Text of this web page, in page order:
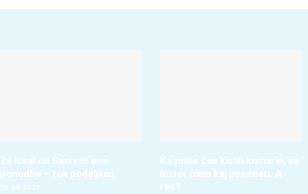
Za lokal ob Savi niti ene
ponudbe – rok podaljšan
06. 08. 2026
Ko pride čas kislih kumaric, še
Ritter nima kaj povedati. A
res?